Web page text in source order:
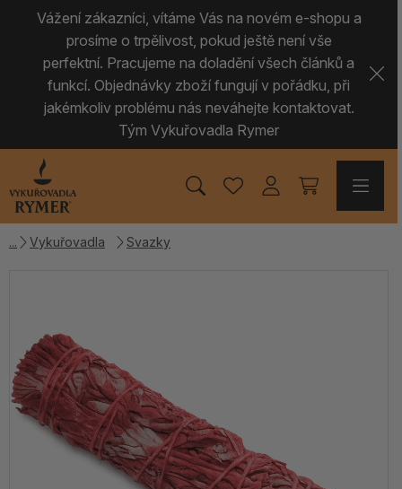
Vážení zákazníci, vítáme Vás na novém e-shopu a
prosíme o trpělivost, pokud ještě není vše
perfektní. Pracujeme na doladění všech článků a
funkcí. Objednávky zboží fungují v pořádku, při
jakémkoliv problému nás neváhejte kontaktovat.
Tým Vykuřovadla Rymer
Vykuřovadla Svazky